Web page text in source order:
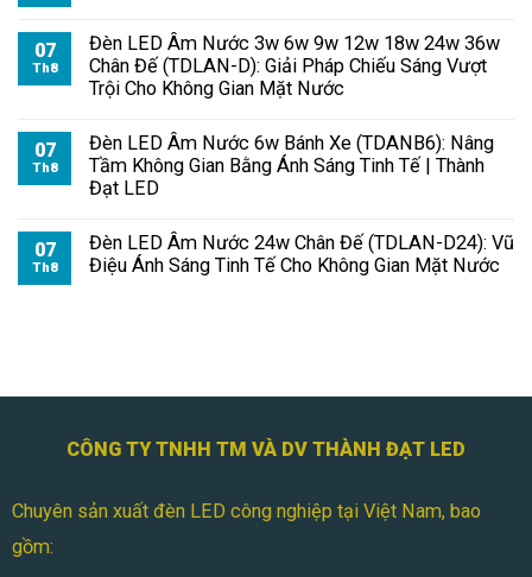
07
Th8
Đèn LED Âm Nước 3w 6w 9w 12w 18w 24w 36w
Chân Đế (TDLAN-D): Giải Pháp Chiếu Sáng Vượt
Trội Cho Không Gian Mặt Nước
07
Th8
Đèn LED Âm Nước 6w Bánh Xe (TDANB6): Nâng
Tầm Không Gian Bằng Ánh Sáng Tinh Tế | Thành
Đạt LED
07
Th8
Đèn LED Âm Nước 24w Chân Đế (TDLAN-D24): Vũ
Điệu Ánh Sáng Tinh Tế Cho Không Gian Mặt Nước
CÔNG TY TNHH TM VÀ DV THÀNH ĐẠT LED
Chuyên sản xuất đèn LED công nghiệp tại Việt Nam, bao
gồm: